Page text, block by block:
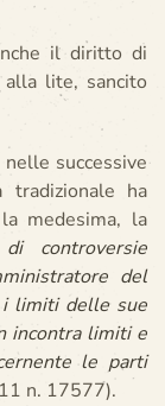
il diritto di
lite, sancito
successive
tradizionale ha
medesima, la
controversie
del
i limiti delle sue
incontra limiti e
le parti
n. 17577).